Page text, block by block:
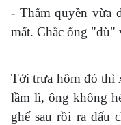
- Thẩm quyền vừa
mất. Chắc ổng "dù"
Tới trưa hôm đó thì
lầm lì, ông không
ghế sau rồi ra dấu